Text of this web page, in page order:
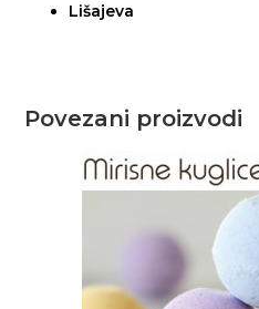
Lišajeva
Povezani proizvodi